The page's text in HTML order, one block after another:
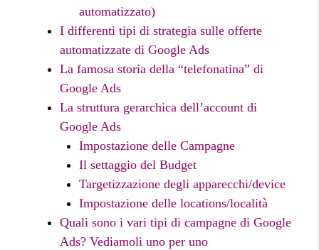
automatizzato)
I differenti tipi di strategia sulle offerte
automatizzate di Google Ads
La famosa storia della “telefonatina” di
Google Ads
La struttura gerarchica dell’account di
Google Ads
Impostazione delle Campagne
Il settaggio del Budget
Targetizzazione degli apparecchi/device
Impostazione delle locations/località
Quali sono i vari tipi di campagne di Google
Ads? Vediamoli uno per uno